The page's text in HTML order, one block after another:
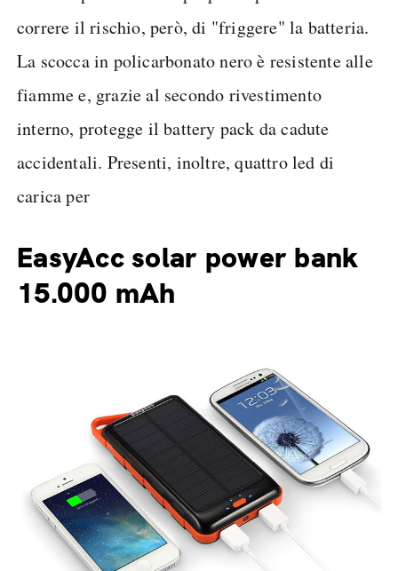
correre il rischio, però, di "friggere" la batteria.
La scocca in policarbonato nero è resistente alle
fiamme e, grazie al secondo rivestimento
interno, protegge il battery pack da cadute
accidentali. Presenti, inoltre, quattro led di
carica per
EasyAcc solar power bank
15.000 mAh